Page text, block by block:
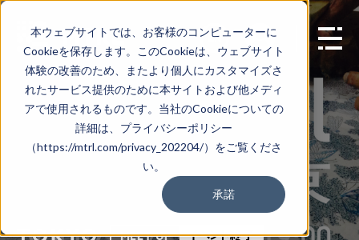
本ウェブサイトでは、お客様のコンピューターに
Cookieを保存します。このCookieは、ウェブサイト
体験の改善のため、またより個人にカスタマイズさ
れたサービス提供のために本サイトおよび他メディ
アで使用されるものです。当社のCookieについての
詳細は、プライバシーポリシー
（https://mtrl.com/privacy_202204/）をご覧くださ
い。
承諾
EN
MEET UP イベント終了